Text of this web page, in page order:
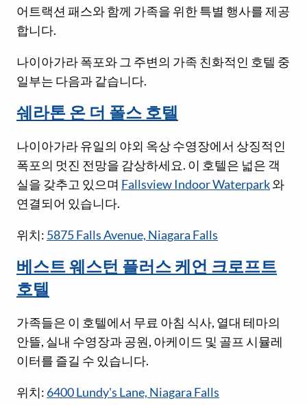
어트랙션 패스와 함께 가족을 위한 특별 행사를 제공
합니다.
나이아가라 폭포와 그 주변의 가족 친화적인 호텔 중
일부는 다음과 같습니다.
쉐라톤 온 더 폴스 호텔
나이아가라 유일의 야외 옥상 수영장에서 상징적인
폭포의 멋진 전망을 감상하세요. 이 호텔은 넓은 객
실을 갖추고 있으며 Fallsview Indoor Waterpark와
연결되어 있습니다.
위치: 5875 Falls Avenue, Niagara Falls
베스트 웨스턴 플러스 케언 크로프트
호텔
가족들은 이 호텔에서 무료 아침 식사, 열대 테마의
안뜰, 실내 수영장과 공원, 아케이드 및 골프 시뮬레
이터를 즐길 수 있습니다.
위치: 6400 Lundy's Lane, Niagara Falls